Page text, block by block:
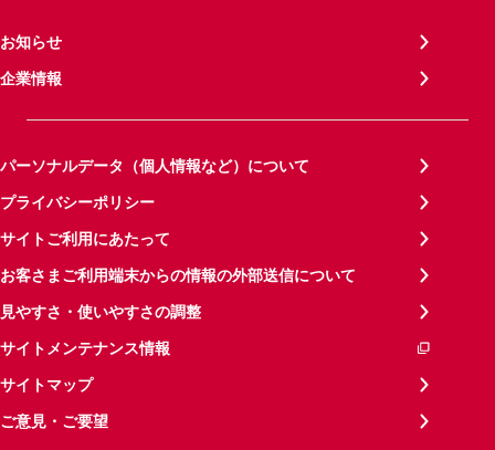
お知らせ
企業情報
パーソナルデータ（個人情報など）について
プライバシーポリシー
サイトご利用にあたって
お客さまご利用端末からの情報の外部送信について
見やすさ・使いやすさの調整
サイトメンテナンス情報
サイトマップ
ご意見・ご要望